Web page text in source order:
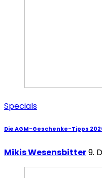
Specials
Die AGM-Geschenke-Tipps
Mikis Wesensbitter9.